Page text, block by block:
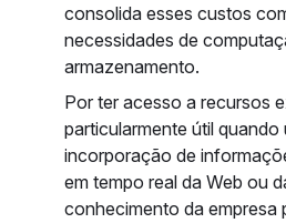
consolida esses custos
necessidades de
armazenamento.
Por ter acesso a recursos
particularmente útil
incorporação de
em tempo real da Web ou
conhecimento da empresa